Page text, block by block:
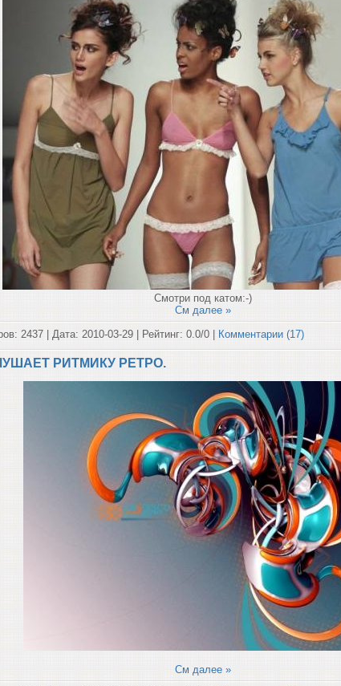
Смотри под катом:-)
См далее »
2437 | Дата: 2010-03-29 | Рейтинг: 0.0/0 | Комментарии (17)
РИТМИКУ РЕТРО.
См далее »